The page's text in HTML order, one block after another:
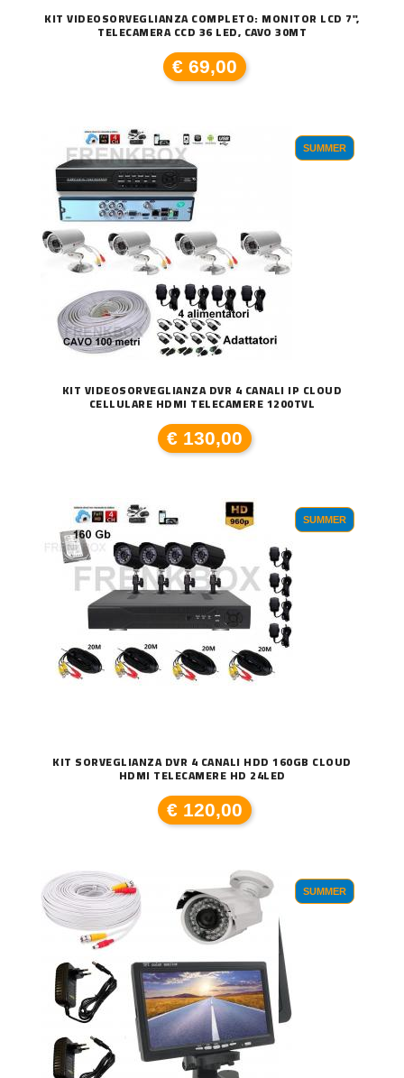
KIT VIDEOSORVEGLIANZA COMPLETO: MONITOR LCD 7",
TELECAMERA CCD 36 LED, CAVO 30MT
€ 69,00
SUMMER
KIT VIDEOSORVEGLIANZA DVR 4 CANALI IP CLOUD
CELLULARE HDMI TELECAMERE 1200TVL
€ 130,00
SUMMER
KIT SORVEGLIANZA DVR 4 CANALI HDD 160GB CLOUD
HDMI TELECAMERE HD 24LED
€ 120,00
SUMMER